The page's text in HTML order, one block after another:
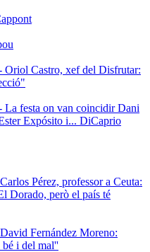
Oriol Castro, xef del Disfrutar:
La festa on van coincidir Dani
Expósito i... DiCaprio
Pérez, professor a Ceuta:
Dorado, però el país té
Fernández Moreno:
bé i del mal''